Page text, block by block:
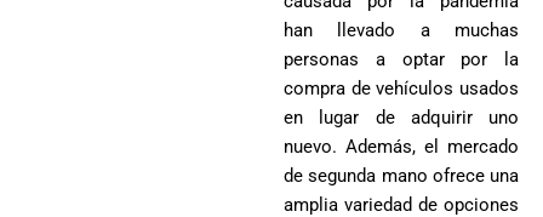
han llevado a muchas
personas a optar por la
compra de vehículos usados
en lugar de adquirir uno
nuevo. Además, el mercado
de segunda mano ofrece una
amplia variedad de opciones